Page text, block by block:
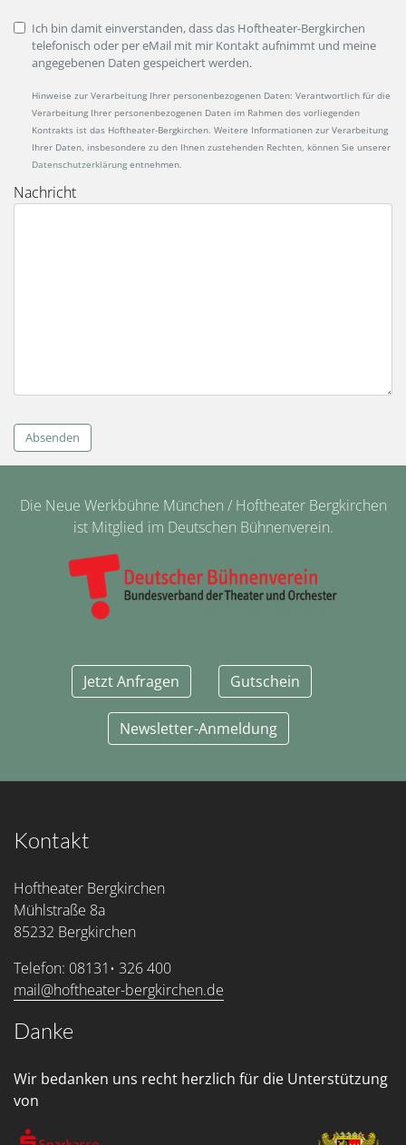
Ich bin damit einverstanden, dass das Hoftheater-Bergkirchen
telefonisch oder per eMail mit mir Kontakt aufnimmt und meine
angegebenen Daten gespeichert werden.
Hinweise zur Verarbeitung Ihrer personenbezogenen Daten: Verantwortlich für die
Verarbeitung Ihrer personenbezogenen Daten im Rahmen des vorliegenden
Kontrakts ist das Hoftheater-Bergkirchen. Weitere Informationen zur Verarbeitung
Ihrer Daten, insbesondere zu den Ihnen zustehenden Rechten, können Sie unserer
Datenschutzerklärung entnehmen.
Nachricht
Absenden
Die Neue Werkbühne München / Hoftheater Bergkirchen
ist Mitglied im Deutschen Bühnenverein.
Jetzt Anfragen Gutschein
Newsletter-Anmeldung
Kontakt
Hoftheater Bergkirchen
Mühlstraße 8a
85232 Bergkirchen
Telefon: 08131• 326 400
mail@hoftheater-bergkirchen.de
Danke
Wir bedanken uns recht herzlich für die Unterstützung
von